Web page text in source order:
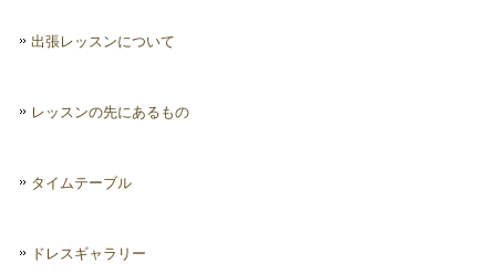
出張レッスンについて
レッスンの先にあるもの
タイムテーブル
ドレスギャラリー